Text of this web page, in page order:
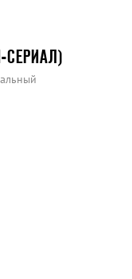
СЕРИАЛ)